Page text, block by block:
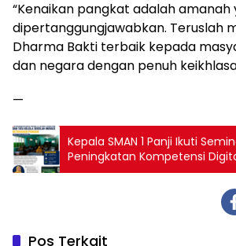
“Kenaikan pangkat adalah amanah
dipertanggungjawabkan. Teruslah
Dharma Bakti terbaik kepada
dan negara dengan penuh
—
Kepala SMAN 1 Panji Ikuti
Peningkatan Kompetensi
Pos Terkait